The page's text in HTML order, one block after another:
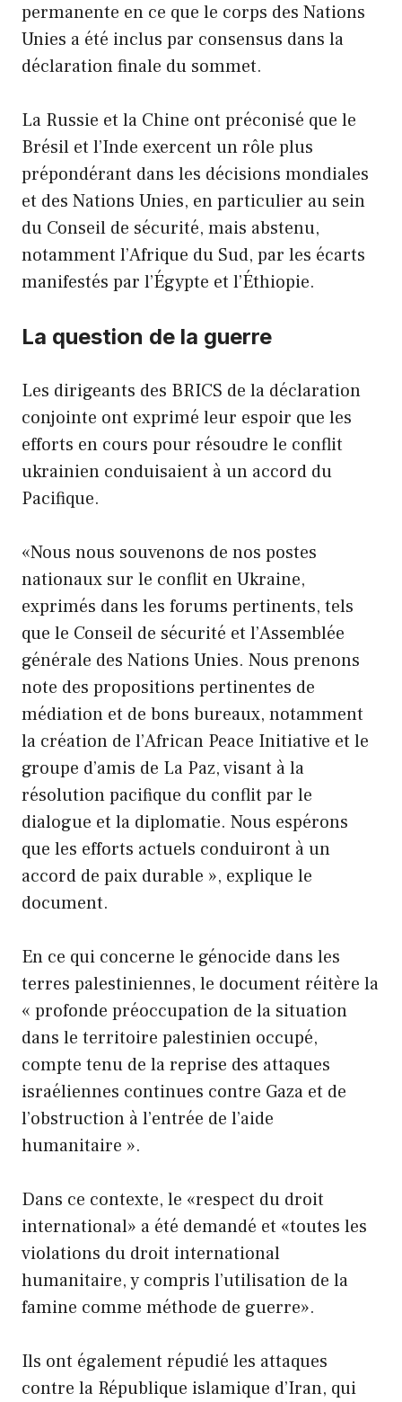
permanente en ce que le corps des Nations
Unies a été inclus par consensus dans la
déclaration finale du sommet.
La Russie et la Chine ont préconisé que le
Brésil et l’Inde exercent un rôle plus
prépondérant dans les décisions mondiales
et des Nations Unies, en particulier au sein
du Conseil de sécurité, mais abstenu,
notamment l’Afrique du Sud, par les écarts
manifestés par l’Égypte et l’Éthiopie.
La question de la guerre
Les dirigeants des BRICS de la déclaration
conjointe ont exprimé leur espoir que les
efforts en cours pour résoudre le conflit
ukrainien conduisaient à un accord du
Pacifique.
«Nous nous souvenons de nos postes
nationaux sur le conflit en Ukraine,
exprimés dans les forums pertinents, tels
que le Conseil de sécurité et l’Assemblée
générale des Nations Unies. Nous prenons
note des propositions pertinentes de
médiation et de bons bureaux, notamment
la création de l’African Peace Initiative et le
groupe d’amis de La Paz, visant à la
résolution pacifique du conflit par le
dialogue et la diplomatie. Nous espérons
que les efforts actuels conduiront à un
accord de paix durable », explique le
document.
En ce qui concerne le génocide dans les
terres palestiniennes, le document réitère la
« profonde préoccupation de la situation
dans le territoire palestinien occupé,
compte tenu de la reprise des attaques
israéliennes continues contre Gaza et de
l’obstruction à l’entrée de l’aide
humanitaire ».
Dans ce contexte, le «respect du droit
international» a été demandé et «toutes les
violations du droit international
humanitaire, y compris l’utilisation de la
famine comme méthode de guerre».
Ils ont également répudié les attaques
contre la République islamique d’Iran, qui